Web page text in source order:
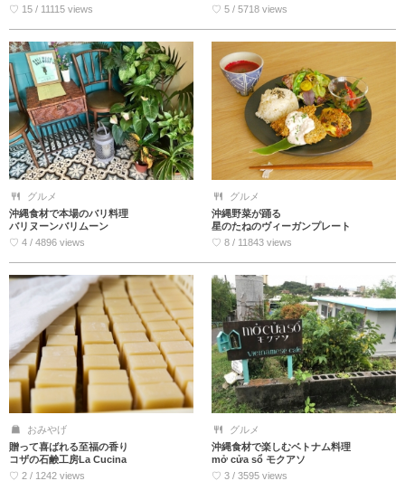
♡ 15 / 11115 views
♡ 5 / 5718 views
グルメ
沖縄食材で本場のバリ料理
バリヌーンバリムーン
♡ 4 / 4896 views
グルメ
沖縄野菜が踊る
星のたねのヴィーガンプレート
♡ 8 / 11843 views
おみやげ
贈って喜ばれる至福の香り
コザの石鹸工房La Cucina
♡ 2 / 1242 views
グルメ
沖縄食材で楽しむベトナム料理
mở cửa sổ モクアソ
♡ 3 / 3595 views